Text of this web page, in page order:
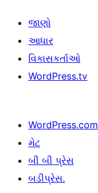
જાણો
આધાર
વિકાસકર્તાઓ
WordPress.tv
WordPress.com
મેટ
બી બી પ્રેસ
બડીપ્રેસ.